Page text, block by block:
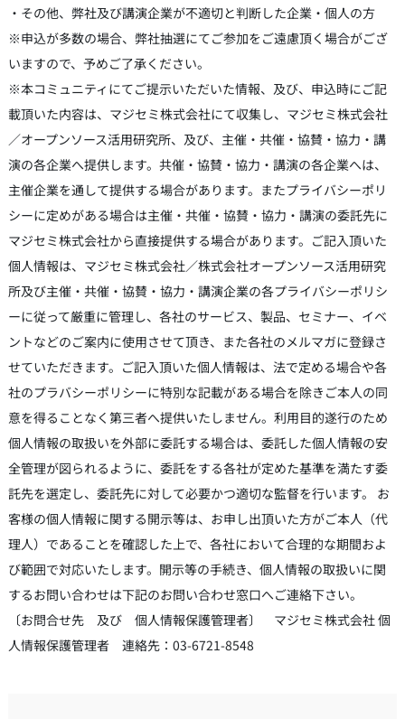
・その他、弊社及び講演企業が不適切と判断した企業・個人の方
※申込が多数の場合、弊社抽選にてご参加をご遠慮頂く場合がござ
いますので、予めご了承ください。
※本コミュニティにてご提示いただいた情報、及び、申込時にご記
載頂いた内容は、マジセミ株式会社にて収集し、マジセミ株式会社
／オープンソース活用研究所、及び、主催・共催・協賛・協力・講
演の各企業へ提供します。共催・協賛・協力・講演の各企業へは、
主催企業を通して提供する場合があります。またプライバシーポリ
シーに定めがある場合は主催・共催・協賛・協力・講演の委託先に
マジセミ株式会社から直接提供する場合があります。ご記入頂いた
個人情報は、マジセミ株式会社／株式会社オープンソース活用研究
所及び主催・共催・協賛・協力・講演企業の各プライバシーポリシ
ーに従って厳重に管理し、各社のサービス、製品、セミナー、イベ
ントなどのご案内に使用させて頂き、また各社のメルマガに登録さ
せていただきます。ご記入頂いた個人情報は、法で定める場合や各
社のプラバシーポリシーに特別な記載がある場合を除きご本人の同
意を得ることなく第三者へ提供いたしません。利用目的遂行のため
個人情報の取扱いを外部に委託する場合は、委託した個人情報の安
全管理が図られるように、委託をする各社が定めた基準を満たす委
託先を選定し、委託先に対して必要かつ適切な監督を行います。 お
客様の個人情報に関する開示等は、お申し出頂いた方がご本人（代
理人）であることを確認した上で、各社において合理的な期間およ
び範囲で対応いたします。開示等の手続き、個人情報の取扱いに関
するお問い合わせは下記のお問い合わせ窓口へご連絡下さい。
〔お問合せ先 及び 個人情報保護管理者〕 マジセミ株式会社 個
人情報保護管理者 連絡先：03-6721-8548